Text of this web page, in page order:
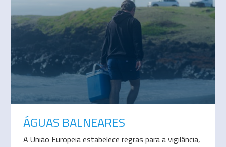
ÁGUAS BALNEARES
A União Europeia estabelece regras para a vigilância,